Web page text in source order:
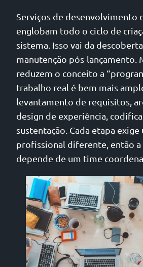
Serviços de desenvolvimento
englobam todo o ciclo de
sistema. Isso vai da
manutenção pós-lançamento.
reduzem o conceito a
trabalho real é bem mais
levantamento de requisitos,
design de experiência,
sustentação. Cada etapa
profissional diferente, então a
depende de um time